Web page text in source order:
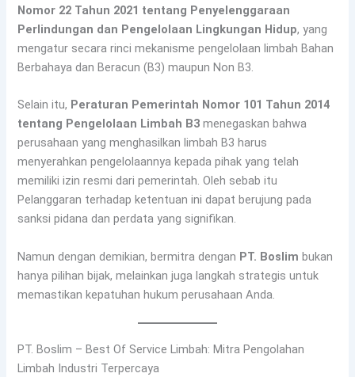
Nomor 22 Tahun 2021 tentang Penyelenggaraan
Perlindungan dan Pengelolaan Lingkungan Hidup, yang
mengatur secara rinci mekanisme pengelolaan limbah Bahan
Berbahaya dan Beracun (B3) maupun Non B3.
Selain itu, Peraturan Pemerintah Nomor 101 Tahun 2014
tentang Pengelolaan Limbah B3 menegaskan bahwa
perusahaan yang menghasilkan limbah B3 harus
menyerahkan pengelolaannya kepada pihak yang telah
memiliki izin resmi dari pemerintah. Oleh sebab itu
Pelanggaran terhadap ketentuan ini dapat berujung pada
sanksi pidana dan perdata yang signifikan.
Namun dengan demikian, bermitra dengan PT. Boslim bukan
hanya pilihan bijak, melainkan juga langkah strategis untuk
memastikan kepatuhan hukum perusahaan Anda.
PT. Boslim – Best Of Service Limbah: Mitra Pengolahan
Limbah Industri Terpercaya